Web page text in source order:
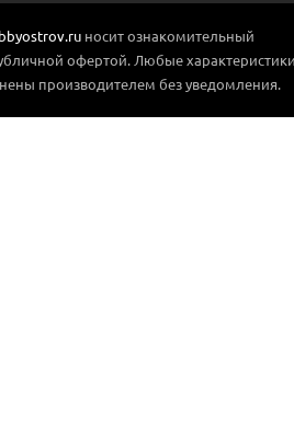
носит ознакомительный
офертой. Любые
производителем без уведомления.